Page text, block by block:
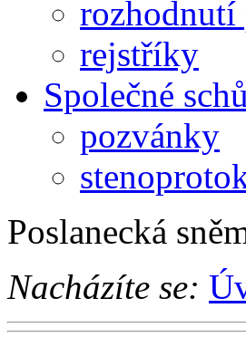
rozhodnutí
rejstříky
Společné
pozvánky
Poslanecká
Nacházíte se: